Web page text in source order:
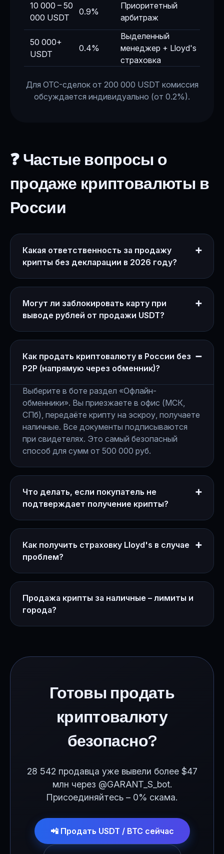
10 000 – 50
000 USDT
0.9%
Приоритетный
арбитраж
50 000+
USDT
0.4%
Выделенный
менеджер + Lloyd's
страховка
Для OTC-сделок от 200 000 USDT комиссия
обсуждается индивидуально (от 0.2%).
❓ Частые вопросы о
продаже криптовалюты в
России
Какая ответственность за продажу
крипты без декларации в 2026 году?
➕
Могут ли заблокировать карту при
выводе рублей от продажи USDT?
➕
Как продать криптовалюту в России без
P2P (напрямую через обменник)?
➖
Выберите в боте раздел «Офлайн-
обменники». Вы приезжаете в офис (МСК,
СПб), передаёте крипту на эскроу, получаете
наличные. Все документы подписываются
при свидетелях. Это самый безопасный
способ для сумм от 500 000 руб.
Что делать, если покупатель не
подтверждает получение крипты?
➕
Как получить страховку Lloyd's в случае
проблем?
➕
Продажа крипты за наличные – лимиты и
города?
Готовы продать
криптовалюту
безопасно?
28 542 продавца уже вывели более $47
млн через @GARANT_S_bot.
Присоединяйтесь – 0% скама.
📲 Продать USDT / BTC сейчас